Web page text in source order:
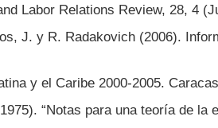
Labor Relations Review, 28, 4
J. y R. Radakovich (2006).
y el Caribe 2000-2005.
“Notas para una teoría de la